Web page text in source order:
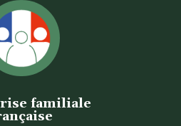
familiale